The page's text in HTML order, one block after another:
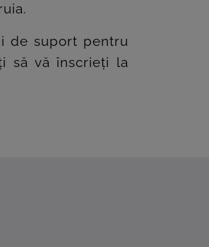
de suport pentru
să vă înscrieți la